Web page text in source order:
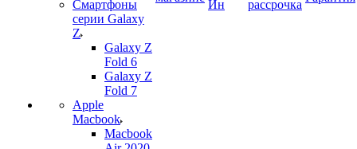
Смартфоны
серии Galaxy
Z
Galaxy Z
Fold 6
Galaxy Z
Fold 7
Apple
Macbook
Macbook
Ин
рассрочка